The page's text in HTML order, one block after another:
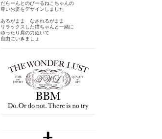
だらーんとのびーるねこちゃんの
尊いお姿をデザインしました
あるがまま なされるがまま
リラックスした猫ちゃんと一緒に
ゆったり肩の力ぬいて
自由にいきましょ